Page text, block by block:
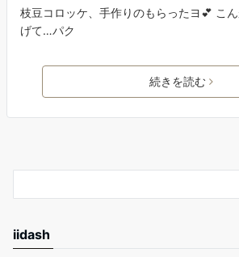
枝豆コロッケ、手作りのもらったヨ💕 こ
げて…パク
続きを読む
iidash